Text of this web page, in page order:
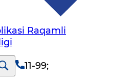
Raqamli
11-99;